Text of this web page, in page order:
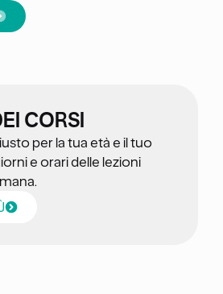
CORSI
per la tua età e il tuo
e orari delle lezioni